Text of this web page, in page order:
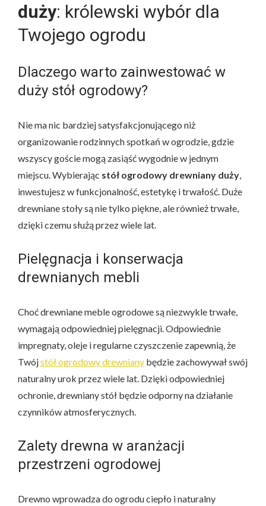
duży: królewski wybór dla
Twojego ogrodu
Dlaczego warto zainwestować w
duży stół ogrodowy?
Nie ma nic bardziej satysfakcjonującego niż
organizowanie rodzinnych spotkań w ogrodzie, gdzie
wszyscy goście mogą zasiąść wygodnie w jednym
miejscu. Wybierając stół ogrodowy drewniany duży,
inwestujesz w funkcjonalność, estetykę i trwałość. Duże
drewniane stoły są nie tylko piękne, ale również trwałe,
dzięki czemu służą przez wiele lat.
Pielęgnacja i konserwacja
drewnianych mebli
Choć drewniane meble ogrodowe są niezwykle trwałe,
wymagają odpowiedniej pielęgnacji. Odpowiednie
impregnaty, oleje i regularne czyszczenie zapewnią, że
Twójstół ogrodowy drewniany będzie zachowywał swój
naturalny urok przez wiele lat. Dzięki odpowiedniej
ochronie, drewniany stół będzie odporny na działanie
czynników atmosferycznych.
Zalety drewna w aranżacji
przestrzeni ogrodowej
Drewno wprowadza do ogrodu ciepło i naturalny